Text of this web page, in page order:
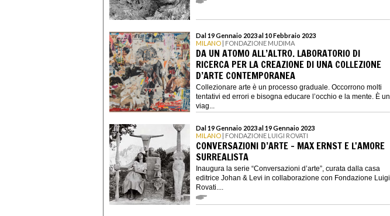
Dal 19 Gennaio 2023 al 10 Febbraio 2023
MILANO | FONDAZIONE MUDIMA
DA UN ATOMO ALL’ALTRO. LABORATORIO DI
RICERCA PER LA CREAZIONE DI UNA COLLEZIONE
D’ARTE CONTEMPORANEA
Collezionare arte è un processo graduale. Occorrono molti
tentativi ed errori e bisogna educare l’occhio e la mente. È un
viag...
Dal 19 Gennaio 2023 al 19 Gennaio 2023
MILANO | FONDAZIONE LUIGI ROVATI
CONVERSAZIONI D’ARTE - MAX ERNST E L'AMORE
SURREALISTA
Inaugura la serie “Conversazioni d’arte”, curata dalla casa
editrice Johan & Levi in collaborazione con Fondazione Luigi
Rovati....